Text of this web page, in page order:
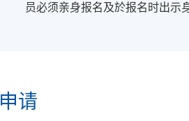
员必须亲身报名及於报名时出示
申请